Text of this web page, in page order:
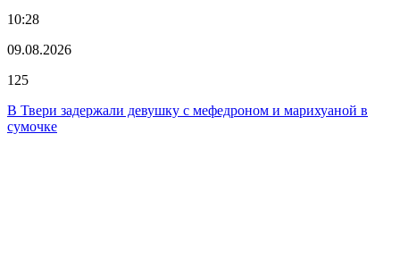
10:28
09.08.2026
125
В Твери задержали девушку с мефедроном и марихуаной в
сумочке